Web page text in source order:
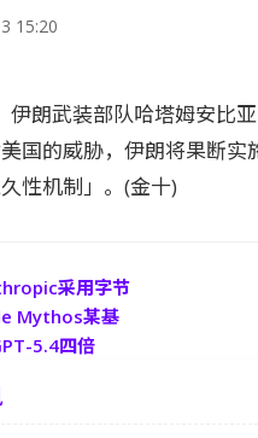
15:20
伊朗武装部队哈塔姆安比
国的威胁，伊朗将果断实
性机制」。(金十)
采用字节
Mythos某基
5.4四倍